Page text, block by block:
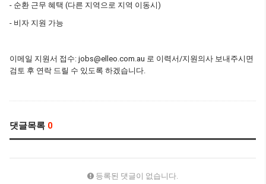
- 순환 근무 혜택 (다른 지역으로 지역 이동시)
- 비자 지원 가능
이메일 지원서 접수: jobs@elleo.com.au 로 이력서/지원의사 보내주시면
검토 후 연락 드릴 수 있도록 하겠습니다.
댓글목록 0
등록된 댓글이 없습니다.